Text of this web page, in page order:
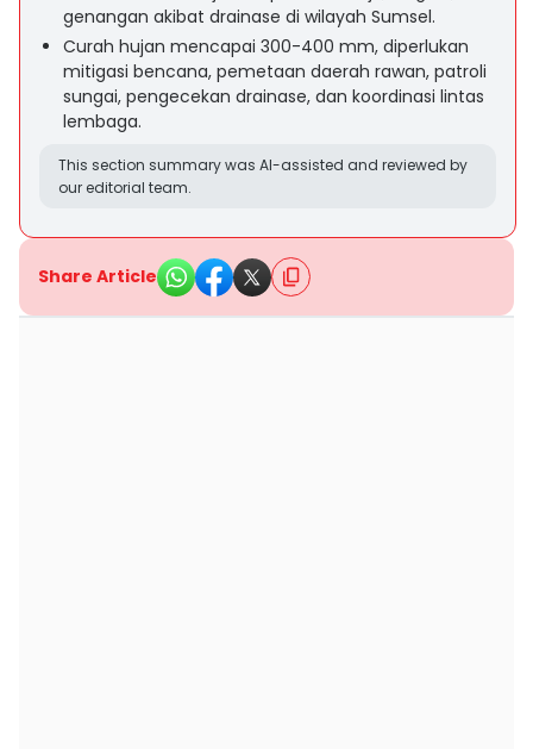
genangan akibat drainase di wilayah Sumsel.
Curah hujan mencapai 300-400 mm, diperlukan
mitigasi bencana, pemetaan daerah rawan, patroli
sungai, pengecekan drainase, dan koordinasi lintas
lembaga.
This section summary was AI-assisted and reviewed by
our editorial team.
Share Article